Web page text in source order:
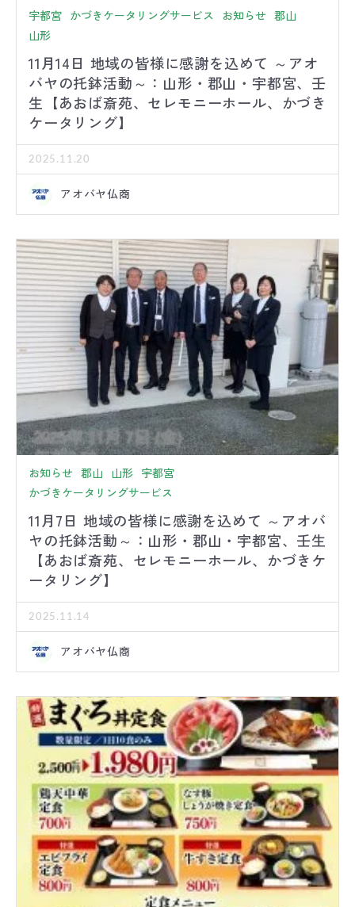
宇都宮 かづきケータリングサービス お知らせ 郡山
山形
11月14日 地域の皆様に感謝を込めて ～アオ
バヤの托鉢活動～：山形・郡山・宇都宮、壬
生【あおば斎苑、セレモニーホール、かづき
ケータリング】
2025.11.20
アオバヤ仏商
お知らせ 郡山 山形 宇都宮
かづきケータリングサービス
11月7日 地域の皆様に感謝を込めて ～アオバ
ヤの托鉢活動～：山形・郡山・宇都宮、壬生
【あおば斎苑、セレモニーホール、かづきケ
ータリング】
2025.11.14
アオバヤ仏商